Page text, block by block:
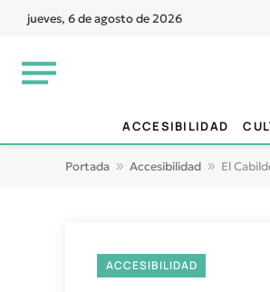
jueves, 6 de agosto de 2026
ACCESIBILIDAD
Portada » Accesibilidad » El
ACCESIBILIDAD